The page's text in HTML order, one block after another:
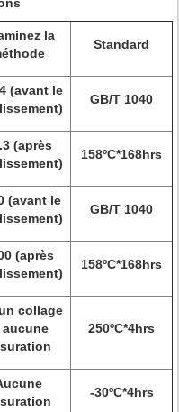
la
Standard
(avant le
GB/T 1040
(après
158ºC*168hrs
(avant le
GB/T 1040
(après
158ºC*168hrs
collage
aucune
250ºC*4hrs
-30ºC*4hrs